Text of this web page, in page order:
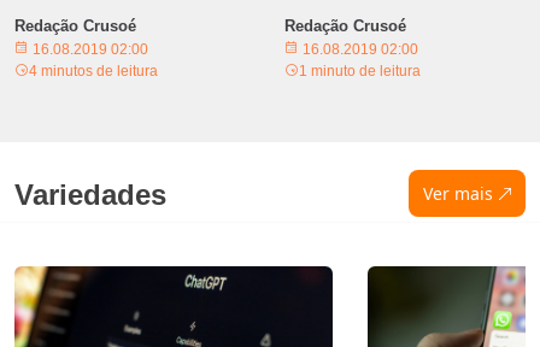
Redação Crusoé
16.08.2019 02:00
4 minutos de leitura
Redação Crusoé
16.08.2019 02:00
1 minuto de leitura
Variedades Ver mais